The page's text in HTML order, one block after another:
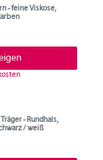
- feine Viskose,
- Rundhals,
/ weiß